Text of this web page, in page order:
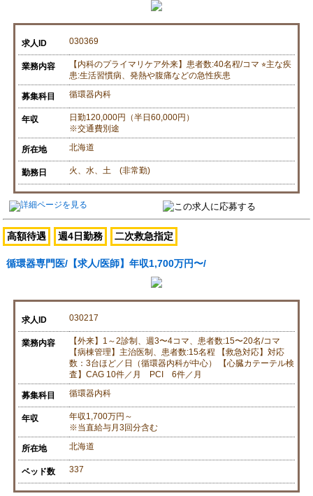
求人ID 030369
業務内容
【内科のプライマリケア外来】患者数:40名程/コマ ⭐︎主な疾
患:生活習慣病、発熱や腹痛などの急性疾患
募集科目 循環器内科
年収
日勤120,000円（半日60,000円）
※交通費別途
所在地 北海道
勤務日 火、水、土 (非常勤)
高額待遇 週4日勤務 二次救急指定
循環器専門医/【求人/医師】年収1,700万円〜/
求人ID 030217
業務内容
【外来】1～2診制、週3〜4コマ、患者数:15〜20名/コマ
【病棟管理】主治医制、患者数:15名程 【救急対応】対応
数：3台ほど／日（循環器内科が中心） 【心臓カテーテル検
査】CAG 10件／月 PCI 6件／月
募集科目 循環器内科
年収
年収1,700万円～
※当直給与月3回分含む
所在地 北海道
ベッド数 337